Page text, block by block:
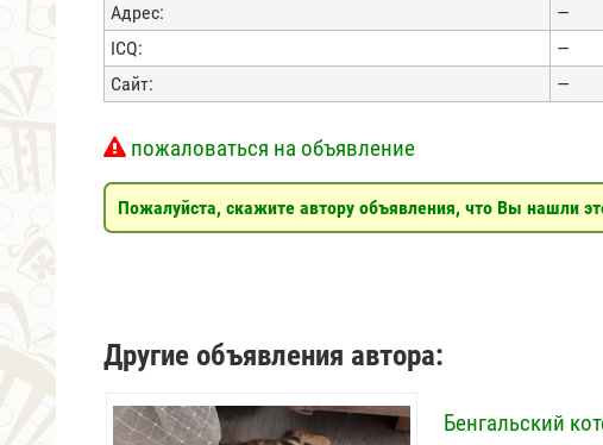
Адрес:
—
ICQ:
—
Сайт:
—
пожаловаться на объявление
Пожалуйста, скажите автору объявления, что Вы нашли
Другие объявления автора:
Бенгальский